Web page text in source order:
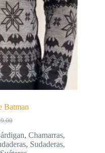
Batman
,Chamarras,
, Sudaderas,